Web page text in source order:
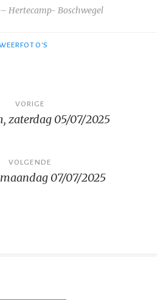
Hertecamp- Boschwegel
VORIGE
zaterdag 05/07/2025
VOLGENDE
07/07/2025